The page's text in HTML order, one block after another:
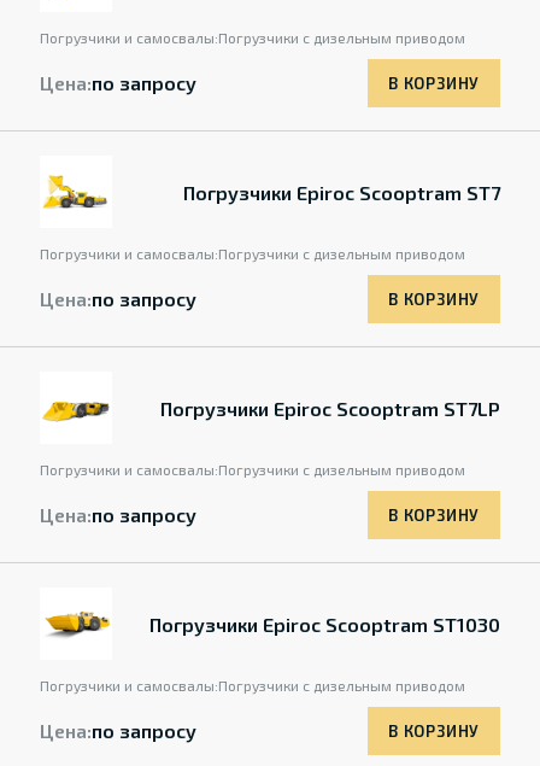
Погрузчики и самосвалы:Погрузчики с дизельным приводом
Цена:по запросу В КОРЗИНУ
Погрузчики Epiroc Scooptram ST7
Погрузчики и самосвалы:Погрузчики с дизельным приводом
Цена:по запросу В КОРЗИНУ
Погрузчики Epiroc Scooptram ST7LP
Погрузчики и самосвалы:Погрузчики с дизельным приводом
Цена:по запросу В КОРЗИНУ
Погрузчики Epiroc Scooptram ST1030
Погрузчики и самосвалы:Погрузчики с дизельным приводом
Цена:по запросу В КОРЗИНУ